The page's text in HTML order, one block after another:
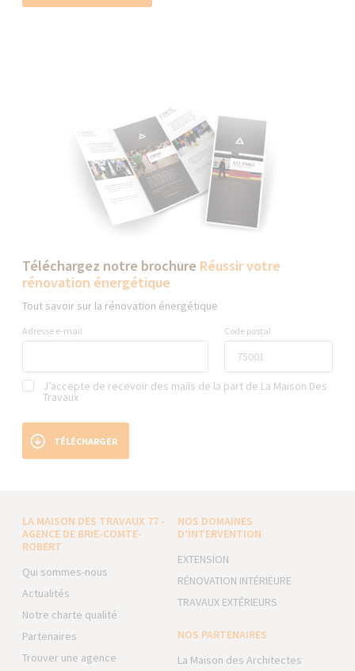
Téléchargez notre brochure Réussir votre
rénovation énergétique
Tout savoir sur la rénovation énergétique
Adresse e-mail Code postal
J’accepte de recevoir des mails de la part de La Maison Des
Travaux
TÉLÉCHARGER
LA MAISON DES TRAVAUX 77 -
AGENCE DE BRIE-COMTE-
ROBERT
Qui sommes-nous
Actualités
Notre charte qualité
Partenaires
Trouver une agence
NOS DOMAINES
D’INTERVENTION
EXTENSION
RÉNOVATION INTÉRIEURE
TRAVAUX EXTÉRIEURS
NOS PARTENAIRES
La Maison des Architectes